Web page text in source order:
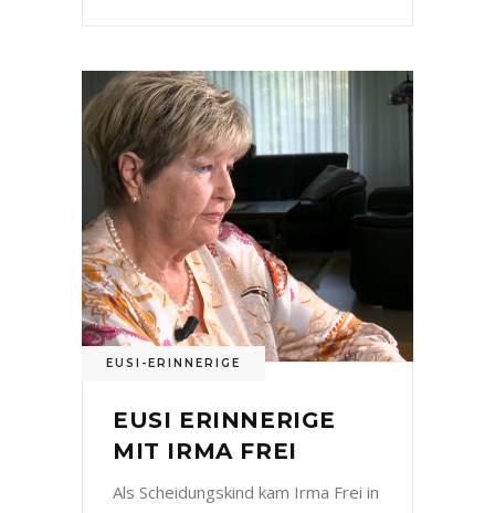
EUSI-ERINNERIGE
EUSI ERINNERIGE
MIT IRMA FREI
Als Scheidungskind kam Irma Frei in